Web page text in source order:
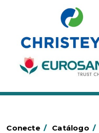
Conecte / Catálogo /